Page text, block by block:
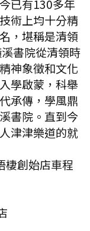
已有130多年
術上均十分精
，堪稱是清領
書院從清領時
神象徵和文化
學啟蒙，科舉
承傳，學風鼎
書院。直到今
津津樂道的就
棲創始店車程